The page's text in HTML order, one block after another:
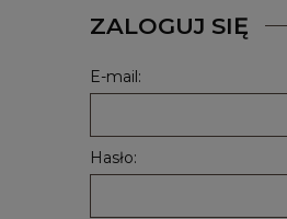
ZALOGUJ SIĘ
E-mail:
Hasło: